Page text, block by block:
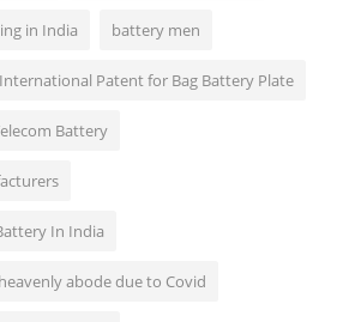
in India battery men
International Patent for Bag Battery Plate
Battery
In India
abode due to Covid